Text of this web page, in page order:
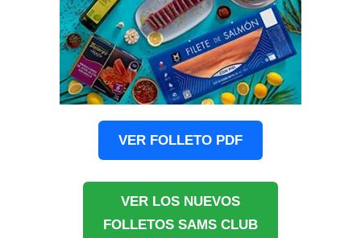
VER FOLLETO PDF
VER LOS NUEVOS
FOLLETOS SAMS CLUB